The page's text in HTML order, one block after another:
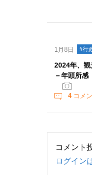
1月8日 #行
2024年、
－年頭所感
4コメ
コメント
ログイン